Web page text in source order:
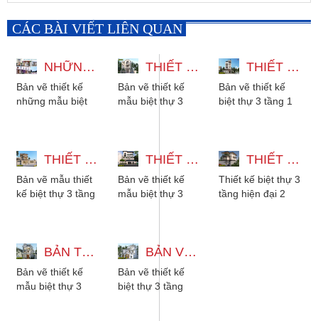
CÁC BÀI VIẾT LIÊN QUAN
NHỮNG MẪU BIỆT THỰ 3 TẦNG ĐẸP ĐA DẠNG PHONG CÁCH
Bản vẽ thiết kế
những mẫu biệt
THIẾT KẾ MẪU BIỆT THỰ 3 TẦNG CÓ THANG MÁY 12X22M
Bản vẽ thiết kế
mẫu biệt thự 3
phong cách tân...
THIẾT KẾ BIỆT THỰ 3 TẦNG 1 TUM HIỆN ĐẠI CÓ THANG MÁY VÀ HẦM
Bản vẽ thiết kế
biệt thự 3 tầng 1
với...
THIẾT KẾ BIỆT THỰ 3 TẦNG 2 MẶT TIỀN - 5 PHÒNG NGỦ MÁI NHẬT
Bản vẽ mẫu thiết
kế biệt thự 3 tầng
đình...
THIẾT KẾ MẪU BIỆT THỰ 3 TẦNG 15X27M CÓ HẦM XE VÀ THANG MÁY
Bản vẽ thiết kế
mẫu biệt thự 3
phù hợp...
THIẾT KẾ BIỆT THỰ 3 TẦNG HIỆN ĐẠI - 2 PHÒNG NGỦ CÓ SÂN THƯỢNG
Thiết kế biệt thự 3
tầng hiện đại 2
BẢN THIẾT KẾ MẪU BIỆT THỰ 3 TẦNG TÂN CỔ ĐIỂN ĐẸP KÈM NỘI THẤT
Bản vẽ thiết kế
mẫu biệt thự 3
BẢN VẼ THIẾT KẾ BIỆT THỰ 3 TẦNG MÁI NHẬT TÂN CỔ ĐIỂN 3 PHÒNG NGỦ
Bản vẽ thiết kế
biệt thự 3 tầng